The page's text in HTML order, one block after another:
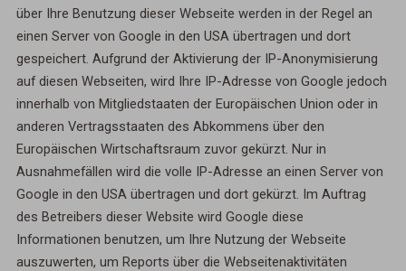
über Ihre Benutzung dieser Webseite werden in der Regel an
einen Server von Google in den USA übertragen und dort
gespeichert. Aufgrund der Aktivierung der IP-Anonymisierung
auf diesen Webseiten, wird Ihre IP-Adresse von Google jedoch
innerhalb von Mitgliedstaaten der Europäischen Union oder in
anderen Vertragsstaaten des Abkommens über den
Europäischen Wirtschaftsraum zuvor gekürzt. Nur in
Ausnahmefällen wird die volle IP-Adresse an einen Server von
Google in den USA übertragen und dort gekürzt. Im Auftrag
des Betreibers dieser Website wird Google diese
Informationen benutzen, um Ihre Nutzung der Webseite
auszuwerten, um Reports über die Webseitenaktivitäten